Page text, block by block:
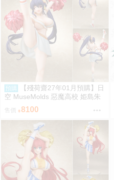
預購
【殘荷齋27年01月預購】日
空 MuseMolds 惡魔高校 姫島朱
乃 啦啦隊Ver 1/6
售價 8100